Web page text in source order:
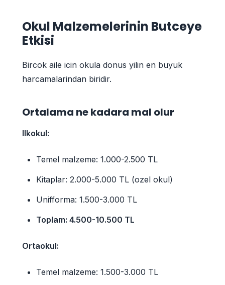
Okul Malzemelerinin Butceye
Etkisi
Bircok aile icin okula donus yilin en buyuk
harcamalarindan biridir.
Ortalama ne kadara mal olur
Ilkokul:
Temel malzeme: 1.000-2.500 TL
Kitaplar: 2.000-5.000 TL (ozel okul)
Unifforma: 1.500-3.000 TL
Toplam: 4.500-10.500 TL
Ortaokul:
Temel malzeme: 1.500-3.000 TL